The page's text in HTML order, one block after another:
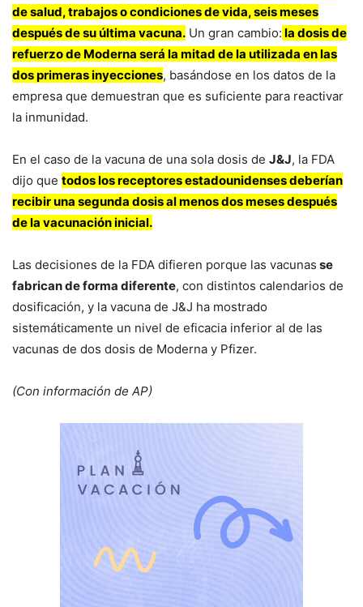
de salud, trabajos o condiciones de vida, seis meses
después de su última vacuna. Un gran cambio: la dosis de
refuerzo de Moderna será la mitad de la utilizada en las
dos primeras inyecciones, basándose en los datos de la
empresa que demuestran que es suficiente para reactivar
la inmunidad.
En el caso de la vacuna de una sola dosis de J&J, la FDA
dijo que todos los receptores estadounidenses deberían
recibir una segunda dosis al menos dos meses después
de la vacunación inicial.
Las decisiones de la FDA difieren porque las vacunas se
fabrican de forma diferente, con distintos calendarios de
dosificación, y la vacuna de J&J ha mostrado
sistemáticamente un nivel de eficacia inferior al de las
vacunas de dos dosis de Moderna y Pfizer.
(Con información de AP)